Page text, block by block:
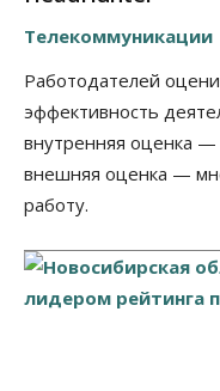
Телекоммуникации
Работодателей
эффективность
внутренняя оценка
внешняя оценка —
работу.